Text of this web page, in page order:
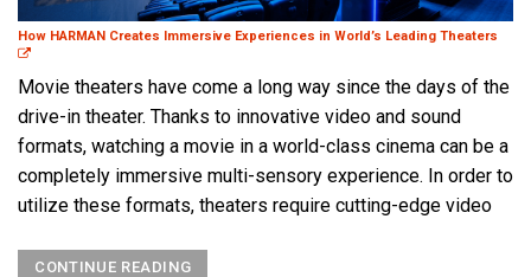
How HARMAN Creates Immersive Experiences in World’s Leading Theaters
Movie theaters have come a long way since the days of the
drive-in theater. Thanks to innovative video and sound
formats, watching a movie in a world-class cinema can be a
completely immersive multi-sensory experience. In order to
utilize these formats, theaters require cutting-edge video
CONTINUE READING